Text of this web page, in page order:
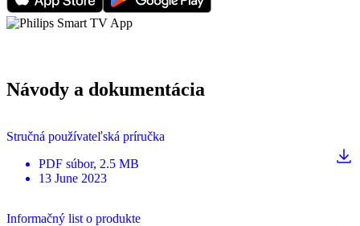
Návody a dokumentácia
Stručná používateľská príručka
PDF súbor, 2.5 MB
13 June 2023
Informačný list o produkte